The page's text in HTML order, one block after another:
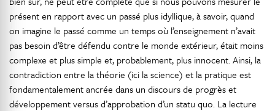
présent en rapport avec un passé plus idyllique, à savoir, quand
on imagine le passé comme un temps où l’enseignement n’avait
pas besoin d’être défendu contre le monde extérieur, était moins
complexe et plus simple et, probablement, plus innocent. Ainsi, la
contradiction entre la théorie (ici la science) et la pratique est
fondamentalement ancrée dans un discours de progrès et
développement versus d’approbation d’un statu quo. La lecture